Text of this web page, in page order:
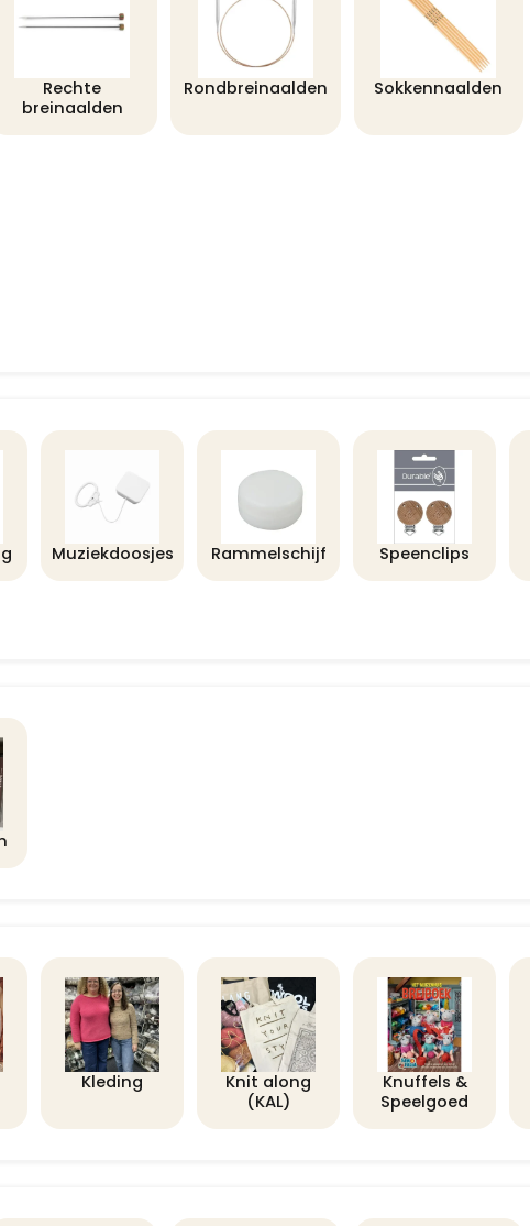
Rechte
breinaalden
Rondbreinaalden Sokkennaalden
Muziekdoosjes Rammelschijf Speenclips
Kleding
Knit along
(KAL)
Knuffels &
Speelgoed